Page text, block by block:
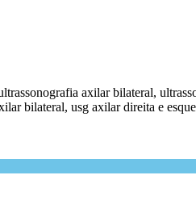
axilar bilateral,
bilateral, usg axilar direita e